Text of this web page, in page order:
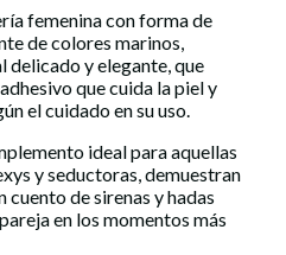
femenina con forma de
de colores marinos,
delicado y elegante, que
que cuida la piel y
el cuidado en su uso.
ideal para aquellas
y seductoras, demuestran
cuento de sirenas y hadas
en los momentos más